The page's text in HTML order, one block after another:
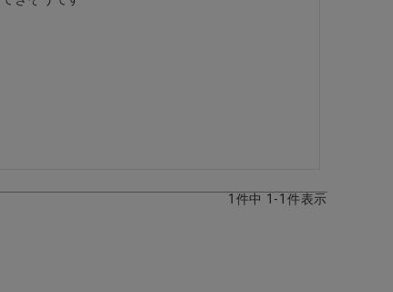
1 件中 1 -1 件表示